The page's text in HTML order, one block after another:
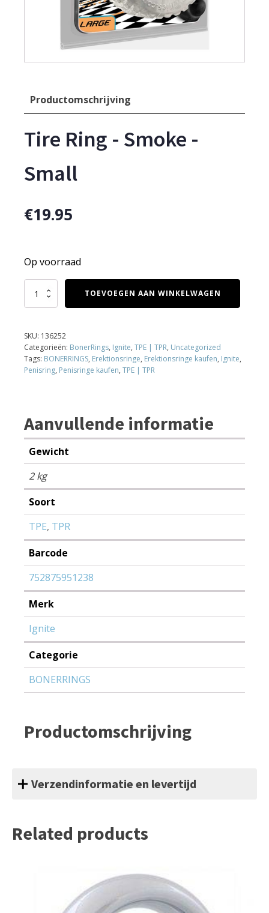
Productomschrijving
Tire Ring - Smoke -
Small
€19.95
Op voorraad
Tire
-
Small
aantal
TOEVOEGEN AAN WINKELWAGEN
SKU: 136252
Categorieën: BonerRings, Ignite, TPE | TPR, Uncategorized
Tags: BONERRINGS, Erektionsringe, Erektionsringe kaufen, Ignite,
Penisring, Penisringe kaufen, TPE | TPR
Aanvullende informatie
Gewicht
2 kg
Soort
TPE, TPR
Barcode
752875951238
Merk
Ignite
Categorie
BONERRINGS
Productomschrijving
Verzendinformatie en levertijd
Related products